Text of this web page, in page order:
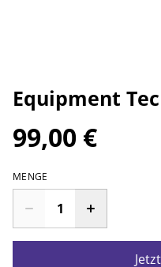
Equipment
99,00 €
MENGE